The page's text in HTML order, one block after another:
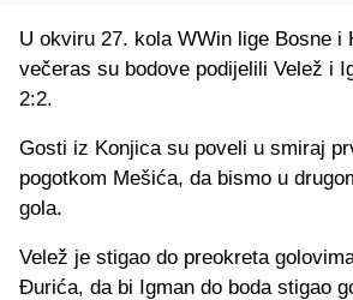
U okviru 27. kola WWin lige Bosne i
večeras su bodove podijelili Velež i
2:2.
Gosti iz Konjica su poveli u smiraj
pogotkom Mešića, da bismo u
gola.
Velež je stigao do preokreta
Đurića, da bi Igman do boda stigao